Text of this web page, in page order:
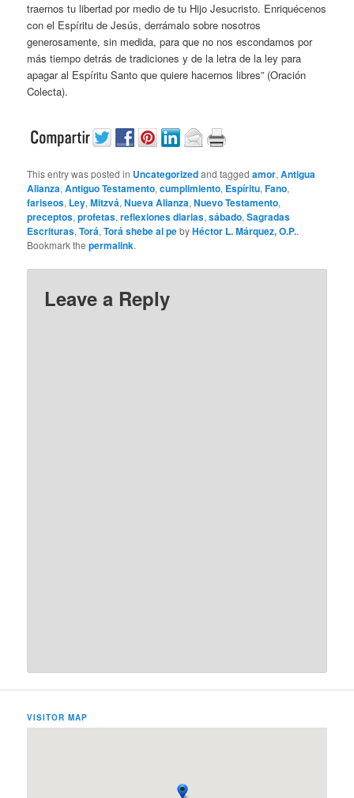
traernos tu libertad por medio de tu Hijo Jesucristo. Enriquécenos
con el Espíritu de Jesús, derrámalo sobre nosotros
generosamente, sin medida, para que no nos escondamos por
más tiempo detrás de tradiciones y de la letra de la ley para
apagar al Espíritu Santo que quiere hacernos libres” (Oración
Colecta).
This entry was posted in Uncategorizedand taggedamor,Antigua
Alianza,Antiguo Testamento,cumplimiento, Espíritu,Fano,
fariseos, Ley,Mitzvá,Nueva Alianza,Nuevo Testamento,
preceptos,profetas,reflexiones diarias,sábado,Sagradas
Escrituras,Torá,Torá shebe al pebyHéctor L. Márquez, O.P..
Bookmark thepermalink.
Leave a Reply
VISITOR MAP